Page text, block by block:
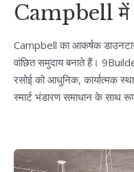
Campbell में
Campbell का आकर्षक
वांछित समुदाय बनाते हैं।
रसोई को आधुनिक, कार्यात्मक
स्मार्ट भंडारण समाधान के साथ